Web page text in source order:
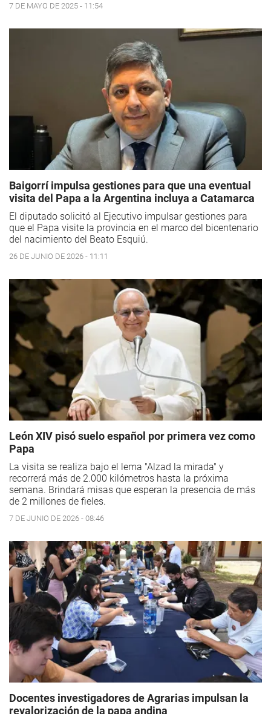
7 DE MAYO DE 2025 - 11:54
Baigorrí impulsa gestiones para que una eventual
visita del Papa a la Argentina incluya a Catamarca
El diputado solicitó al Ejecutivo impulsar gestiones para
que el Papa visite la provincia en el marco del bicentenario
del nacimiento del Beato Esquiú.
26 DE JUNIO DE 2026 - 11:11
León XIV pisó suelo español por primera vez como
Papa
La visita se realiza bajo el lema "Alzad la mirada" y
recorrerá más de 2.000 kilómetros hasta la próxima
semana. Brindará misas que esperan la presencia de más
de 2 millones de fieles.
7 DE JUNIO DE 2026 - 08:46
Docentes investigadores de Agrarias impulsan la
revalorización de la papa andina